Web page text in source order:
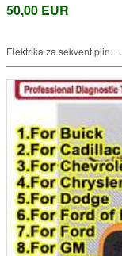
50,00 EUR
Elektrika za sekvent plin. . .